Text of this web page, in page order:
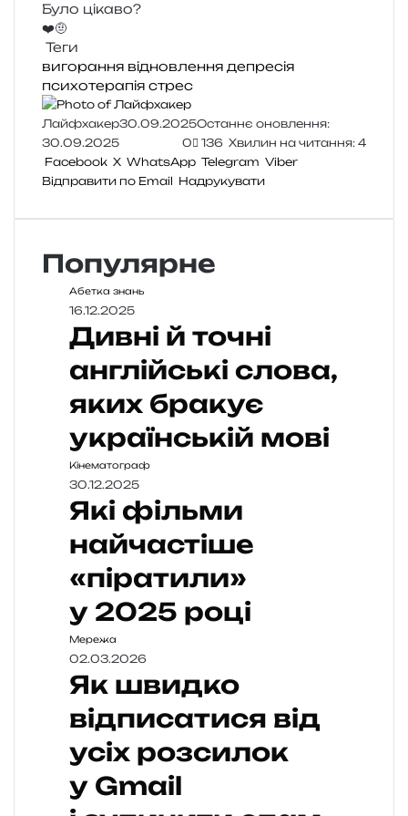
Було цікаво?
❤️🤨
Теги
вигорання відновлення депресія
психотерапія стрес
Лайфхакер30.09.2025Останнє оновлення:
30.09.2025
0 136 Хвилин на читання: 4
Facebook X WhatsApp Telegram Viber
Відправити по Email Надрукувати
Популярне
Абетка знань
16.12.2025
Дивні й точні
англійські слова,
яких бракує
українській мові
Кінематограф
30.12.2025
Які фільми
найчастіше
«піратили»
у 2025 році
Мережа
02.03.2026
Як швидко
відписатися від
усіх розсилок
у Gmail